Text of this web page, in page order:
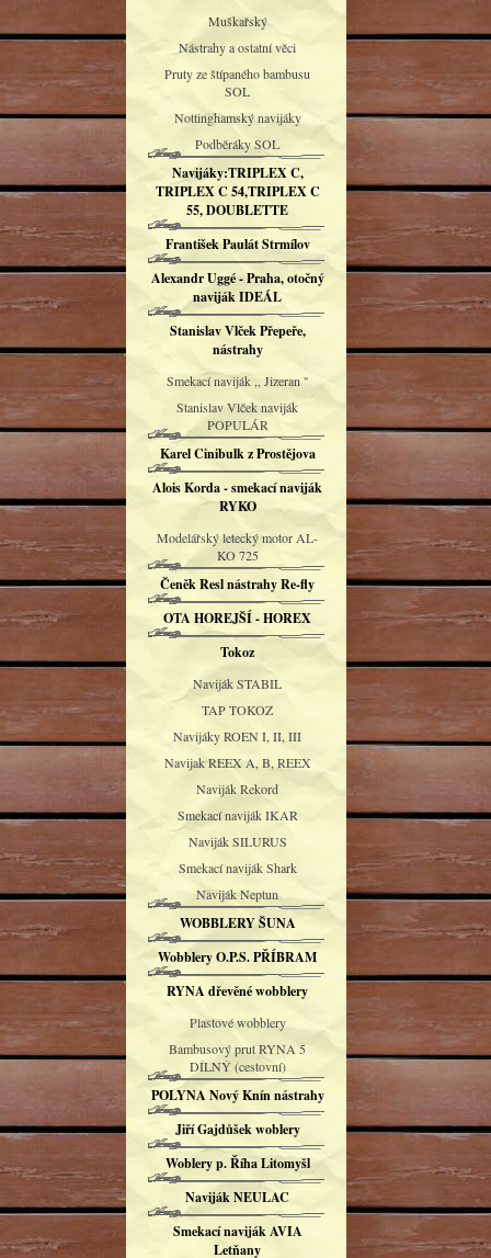
Muškařský
Nástrahy a ostatní věci
Pruty ze štípaného bambusu
SOL
Nottinghamský navijáky
Podběráky SOL
Navijáky:TRIPLEX C,
TRIPLEX C 54,TRIPLEX C
55, DOUBLETTE
František Paulát Strmílov
Alexandr Uggé - Praha, otočný
naviják IDEÁL
Stanislav Vlček Přepeře,
nástrahy
Smekací naviják ,, Jizeran ''
Stanislav Vlček naviják
POPULÁR
Karel Cinibulk z Prostějova
Alois Korda - smekací naviják
RYKO
Modelářský letecký motor AL-
KO 725
Čeněk Resl nástrahy Re-fly
OTA HOREJŠÍ - HOREX
Tokoz
Naviják STABIL
TAP TOKOZ
Navijáky ROEN I, II, III
Navijak REEX A, B, REEX
Naviják Rekord
Smekací naviják IKAR
Naviják SILURUS
Smekací naviják Shark
Naviják Neptun
WOBBLERY ŠUNA
Wobblery O.P.S. PŘÍBRAM
RYNA dřevěné wobblery
Plastové wobblery
Bambusový prut RYNA 5
DÍLNÝ (cestovní)
POLYNA Nový Knín nástrahy
Jiří Gajdůšek woblery
Woblery p. Říha Litomyšl
Naviják NEULAC
Smekací naviják AVIA
Letňany